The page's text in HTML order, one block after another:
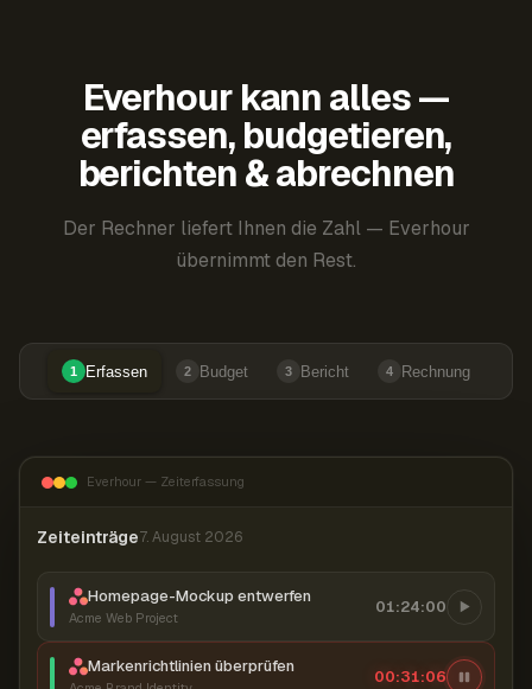
Everhour kann alles —
erfassen, budgetieren,
berichten & abrechnen
Der Rechner liefert Ihnen die Zahl — Everhour
übernimmt den Rest.
1 Erfassen 2 Budget 3 Bericht 4 Rechnung
Everhour — Zeiterfassung
Zeiteinträge7. August 2026
Homepage-Mockup entwerfen
Acme Web Project
01:24:00
Markenrichtlinien überprüfen 00:31:07